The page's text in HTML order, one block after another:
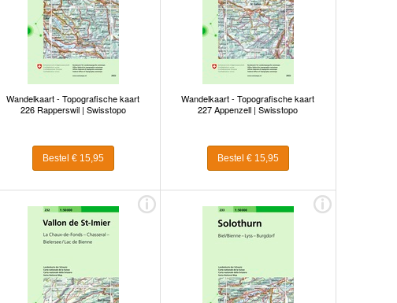
Wandelkaart - Topografische kaart
226 Rapperswil | Swisstopo
Bestel € 15,95
Wandelkaart - Topografische kaart
227 Appenzell | Swisstopo
Bestel € 15,95